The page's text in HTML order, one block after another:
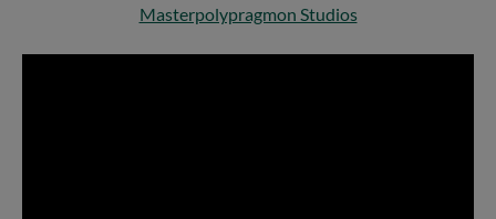
Masterpolypragmon Studios